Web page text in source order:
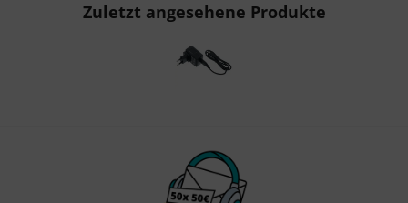
Zuletzt angesehene Produkte